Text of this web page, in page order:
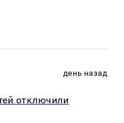
день назад
отключили